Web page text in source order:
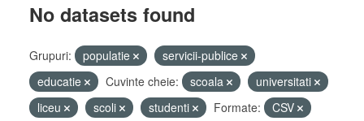
No datasets found
Grupuri: populatie
servicii-publice
educatie
Cuvinte cheie: scoala
universitati
liceu
scoli studenti Formate:
CSV